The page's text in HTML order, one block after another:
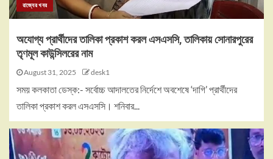
রাজ্যের খবর
অযোগ্য প্রার্থীদের তালিকা প্রকাশ করল এসএসসি, তালিকায় সোনারপুরের
তৃণমূল কাউন্সিলরের নাম
August 31, 2025 desk1
সময় কলকাতা ডেস্ক:- সর্বোচ্চ আদালতের নির্দেশে অবশেষে ‘দাগি’ প্রার্থীদের
তালিকা প্রকাশ করল এসএসসি। শনিবার...